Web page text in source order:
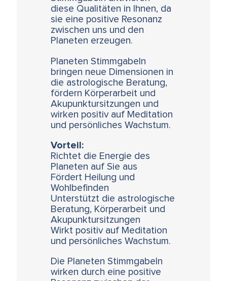
diese Qualitäten in Ihnen, da
sie eine positive Resonanz
zwischen uns und den
Planeten erzeugen.
Planeten Stimmgabeln
bringen neue Dimensionen in
die astrologische Beratung,
fördern Körperarbeit und
Akupunktursitzungen und
wirken positiv auf Meditation
und persönliches Wachstum.
Vorteil:
Richtet die Energie des
Planeten auf Sie aus
Fördert Heilung und
Wohlbefinden
Unterstützt die astrologische
Beratung, Körperarbeit und
Akupunktursitzungen
Wirkt positiv auf Meditation
und persönliches Wachstum.
Die Planeten Stimmgabeln
wirken durch eine positive